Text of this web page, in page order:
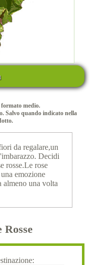
medio.
Salvo quando indicato nella
da regalare,un
Decidi
rosse.Le rose
emozione
almeno una volta
Rosse